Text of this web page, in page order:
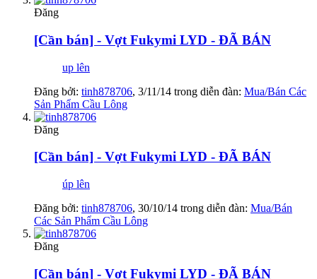
Đăng
[Cần bán] - Vợt Fukymi LYD - ĐÃ BÁN
up lên
Đăng bởi: tinh878706, 3/11/14 trong diễn đàn: Mua/Bán Các
Sản Phẩm Cầu Lông
Đăng
[Cần bán] - Vợt Fukymi LYD - ĐÃ BÁN
úp lên
Đăng bởi: tinh878706, 30/10/14 trong diễn đàn: Mua/Bán
Các Sản Phẩm Cầu Lông
Đăng
[Cần bán] - Vợt Fukymi LYD - ĐÃ BÁN